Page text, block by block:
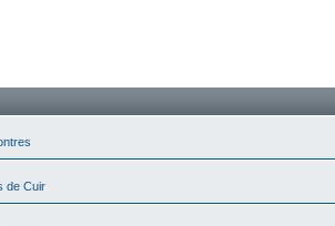
de Cuir